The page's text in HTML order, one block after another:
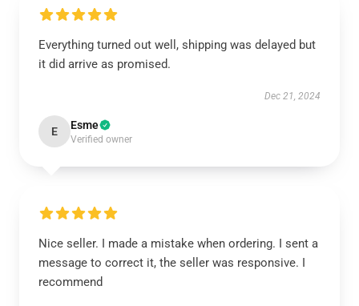
Everything turned out well, shipping was delayed but
it did arrive as promised.
Dec 21, 2024
E Esme
Verified owner
Nice seller. I made a mistake when ordering. I sent a
message to correct it, the seller was responsive. I
recommend